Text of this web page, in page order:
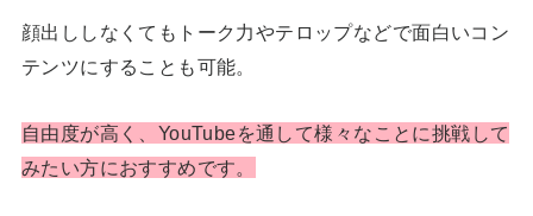
顔出ししなくてもトーク力やテロップなどで面白いコン
テンツにすることも可能。
自由度が高く、YouTubeを通して様々なことに挑戦して
みたい方におすすめです。